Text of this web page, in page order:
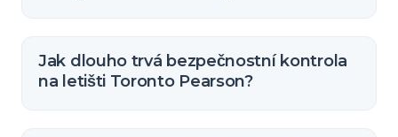
Jak dlouho trvá bezpečnostní kontrola
na letišti Toronto Pearson?